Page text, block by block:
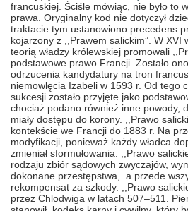
francuskiej. Ściśle mówiąc, nie było to
prawa. Oryginalny kod nie dotyczył
traktacie tym ustanowiono precedens
kojarzony z ,,Prawem salickim”. W XVI
teorią władzy królewskiej promowali
podstawowe prawo Francji. Zostało
odrzucenia kandydatury na tron
niemowlęcia Izabeli w 1593 r. Od tego
sukcesji zostało przyjęte jako
chociaż podano również inne powody,
miały dostępu do korony. ,,Prawo
kontekście we Francji do 1883 r. Na
modyfikacji, ponieważ każdy władca
zmieniał sformułowania. ,,Prawo
rodzaju zbiór sądowych zwyczajów,
dokonane przestępstwa, a przede
rekompensat za szkody. ,,Prawo
przez Chlodwiga w latach 507–511.